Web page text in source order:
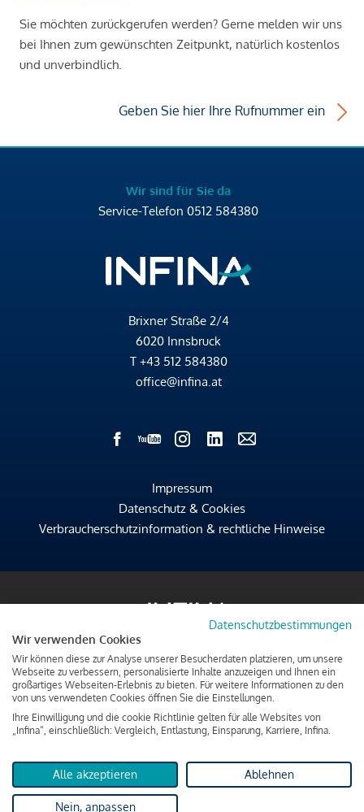
Sie möchten zurückgerufen werden? Gerne melden wir uns
bei Ihnen zum gewünschten Zeitpunkt, natürlich kostenlos
und unverbindlich.
Geben Sie hier Ihre Rufnummer ein
Wir sind für Sie da
Service-Telefon 0512 584380
Brixner Straße 2/4
6020 Innsbruck
T +43 512 584380
office@infina.at
Impressum
Datenschutz & Cookies
Verbraucherschutzinformation & rechtliche Hinweise
Datenschutzbestimmungen
Wir verwenden Cookies
Wir können diese zur Analyse unserer Besucherdaten platzieren, um unsere
Webseite zu verbessern, personalisierte Inhalte anzuzeigen und Ihnen ein
großartiges Webseiten-Erlebnis zu bieten. Für weitere Informationen zu den
von uns verwendeten Cookies öffnen Sie die Einstellungen.
Ihre Einwilligung und die cookie Richtlinie gelten für alle Websites von
„Infina“, einschließlich: Vergleich, Entlastung, Einsparung, Karriere, Infina.
Alle akzeptieren Ablehnen
Nein, anpassen